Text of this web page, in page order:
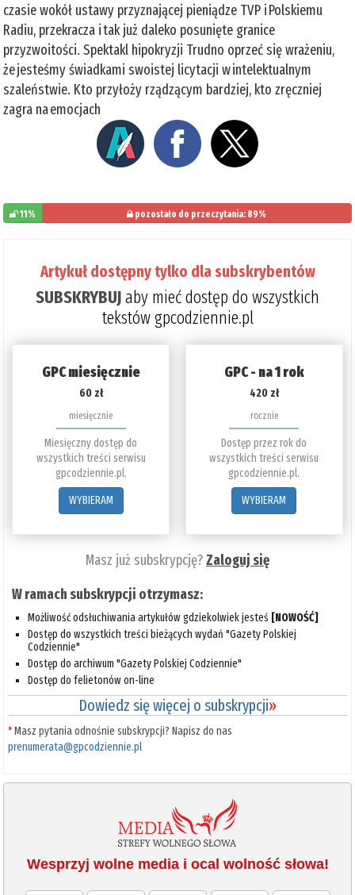
czasie wokół ustawy przyznającej pieniądze TVP i Polskiemu
Radiu, przekracza i tak już daleko posunięte granice
przyzwoitości. Spektakl hipokryzji Trudno oprzeć się wrażeniu,
że jesteśmy świadkami swoistej licytacji w intelektualnym
szaleństwie. Kto przyłoży rządzącym bardziej, kto zręczniej
zagra na emocjach
11% pozostało do przeczytania: 89%
Artykuł dostępny tylko dla subskrybentów
SUBSKRYBUJaby mieć dostęp do wszystkich
tekstów gpcodziennie.pl
GPC miesięcznie
60 zł
miesięcznie
Miesięczny dostęp do
wszystkich treści serwisu
gpcodziennie.pl.
WYBIERAM
GPC - na 1 rok
420 zł
rocznie
Dostęp przez rok do
wszystkich treści serwisu
gpcodziennie.pl.
WYBIERAM
Masz już subskrypcję?Zaloguj się
W ramach subskrypcji otrzymasz:
Możliwość odsłuchiwania artykułów gdziekolwiek jesteś [NOWOŚĆ]
Dostęp do wszystkich treści bieżących wydań "Gazety Polskiej
Codziennie"
Dostęp do archiwum "Gazety Polskiej Codziennie"
Dostęp do felietonów on-line
Dowiedz się więcej o subskrypcji»
*Masz pytania odnośnie subskrypcji? Napisz do nas
prenumerata@gpcodziennie.pl
Wesprzyj wolne media i ocal wolność słowa!